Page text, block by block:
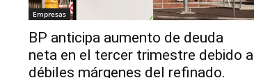
Empresas
BP anticipa aumento de deuda
neta en el tercer trimestre debido a
débiles márgenes del refinado.